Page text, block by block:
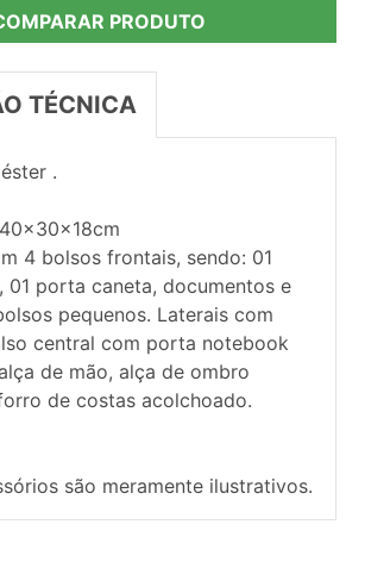
PRODUTO
TÉCNICA
.
40x30x18cm
4 bolsos frontais, sendo: 01
01 porta caneta, documentos e
pequenos. Laterais com
central com porta notebook
de mão, alça de ombro
de costas acolchoado.
são meramente ilustrativos.